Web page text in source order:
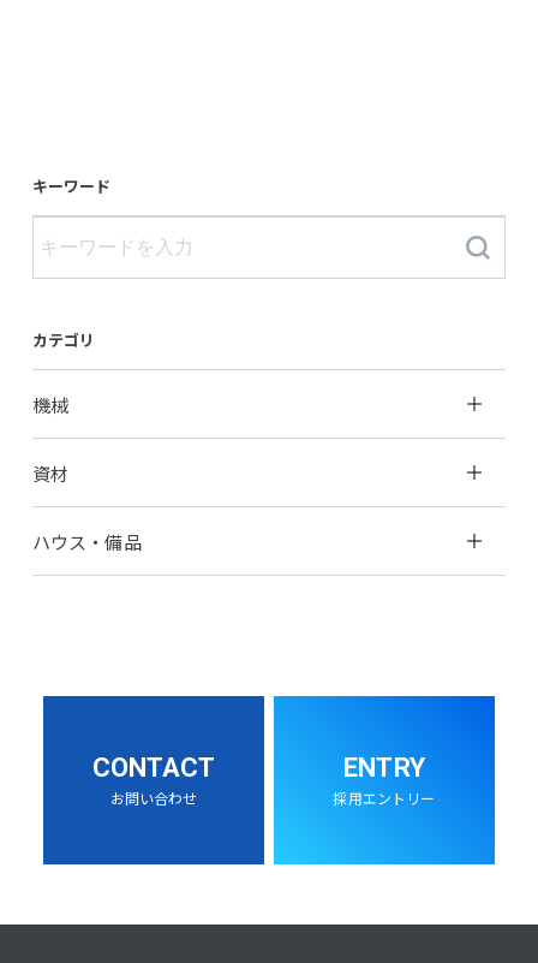
キーワード
カテゴリ
機械
資材
ハウス・備品
CONTACT
お問い合わせ
ENTRY
採用エントリー